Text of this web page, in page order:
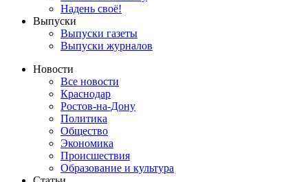
Надень своё!
Выпуски
Выпуски газеты
Выпуски журналов
Новости
Все новости
Краснодар
Ростов-на-Дону
Политика
Общество
Экономика
Происшествия
Образование и культура